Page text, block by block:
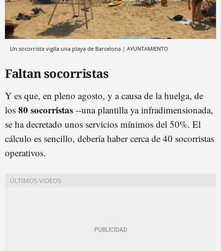
Un socorrista vigila una playa de Barcelona | AYUNTAMIENTO
Faltan socorristas
Y es que, en pleno agosto, y a causa de la huelga, de
los 80 socorristas --una plantilla ya infradimensionada,
se ha decretado unos servicios mínimos del 50%. El
cálculo es sencillo, debería haber cerca de 40 socorristas
operativos.